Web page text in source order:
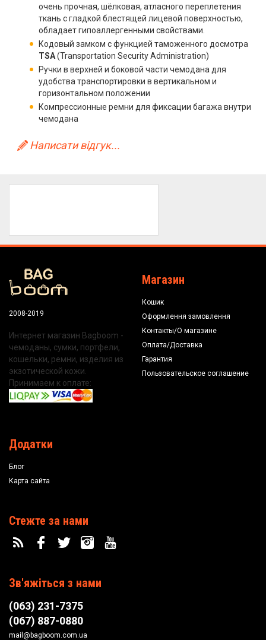
очень прочная, шёлковая, атласного переплетения
ткань с гладкой блестящей лицевой поверхностью,
обладает гипоаллергенными свойствами.
Кодовый замком с функцией таможенного досмотра
TSA(Transportation Security Administration)
Ручки в верхней и боковой части чемодана для
удобства транспортировки в вертикальном и
горизонтальном положении
Компрессионные ремни для фиксации багажа внутри
чемодана
Написати відгук...
2008-2019
Интернет магазин Bagboom -
чемоданы, сумки, портфели,
кошельки, ремни, изделия из
экзотической кожи.
Принимаем к оплате:
Магазин
Кошик
Оформлення замовлення
Контакты/О магазине
Оплата/Доставка
Гарантия
Пользовательское соглашение
Додатки
Блог
Карта сайта
Стежте за нами
Зв'яжіться з нами
(063) 231-7375
(067) 887-0880
mail@bagboom.com.ua